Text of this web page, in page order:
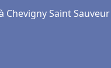
Saint Sauveur